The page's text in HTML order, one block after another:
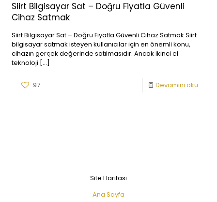
Siirt Bilgisayar Sat – Doğru Fiyatla Güvenli
Cihaz Satmak
Siirt Bilgisayar Sat – Doğru Fiyatla Güvenli Cihaz Satmak Siirt
bilgisayar satmak isteyen kullanıcılar için en önemli konu,
cihazın gerçek değerinde satılmasıdır. Ancak ikinci el
teknoloji […]
97 Devamını oku
Site Haritası
Ana Sayfa